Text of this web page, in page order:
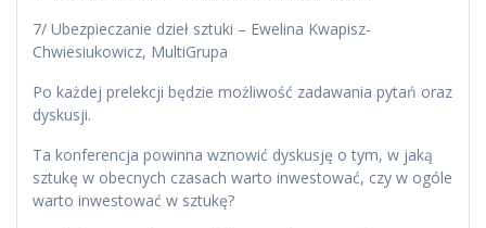
7/ Ubezpieczanie dzieł sztuki – Ewelina Kwapisz-
Chwiesiukowicz, MultiGrupa
Po każdej prelekcji będzie możliwość zadawania pytań oraz
dyskusji.
Ta konferencja powinna wznowić dyskusję o tym, w jaką
sztukę w obecnych czasach warto inwestować, czy w ogóle
warto inwestować w sztukę?